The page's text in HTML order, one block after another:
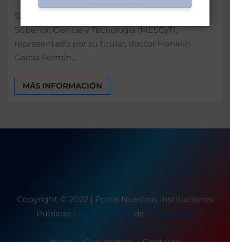
SANTO DOMINGO. – El Ministerio de Educación
Superior, Ciencia y Tecnología (MESCyT),
representado por su titular, doctor Franklin
García Fermín,…
MÁS INFORMACIÓN
Copyright © 2022 | Portal Nuestras Instituciones
Públicas | Seattle News de ThemeArile